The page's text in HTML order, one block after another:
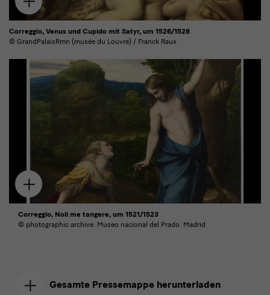
Zum
Download
hinzufügen
Correggio, Venus und Cupido mit Satyr, um 1526/1528
© GrandPalaisRmn (musée du Louvre) / Franck Raux
Zum
Download
hinzufügen
Correggio, Noli me tangere, um 1521/1523
© photographic archive. Museo nacional del Prado. Madrid
Gesamte Pressemappe herunterladen